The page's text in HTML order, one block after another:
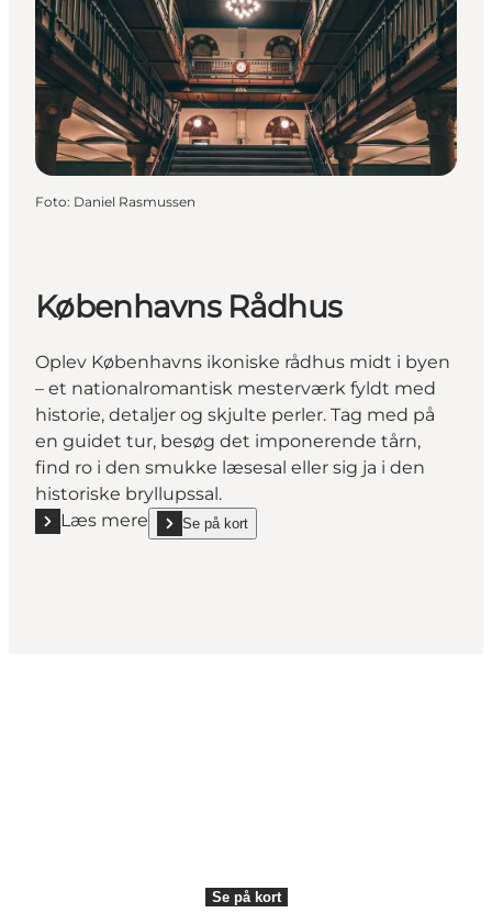
Foto: Daniel Rasmussen
Københavns Rådhus
Oplev Københavns ikoniske rådhus midt i byen
– et nationalromantisk mesterværk fyldt med
historie, detaljer og skjulte perler. Tag med på
en guidet tur, besøg det imponerende tårn,
find ro i den smukke læsesal eller sig ja i den
historiske bryllupssal.
Læs mere
Læs mere "Københavns Rådhus"
Se på kort
show Københavns Rådhus on_map
Se på kort